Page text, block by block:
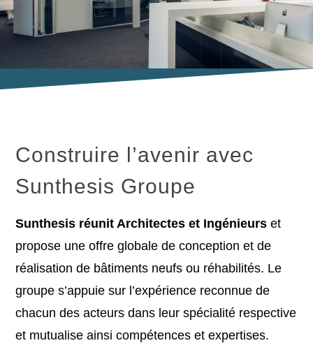
Construire l’avenir avec
Sunthesis Groupe
Sunthesis réunit Architectes et Ingénieurs et
propose une offre globale de conception et de
réalisation de bâtiments neufs ou réhabilités. Le
groupe s’appuie sur l’expérience reconnue de
chacun des acteurs dans leur spécialité respective
et mutualise ainsi compétences et expertises.